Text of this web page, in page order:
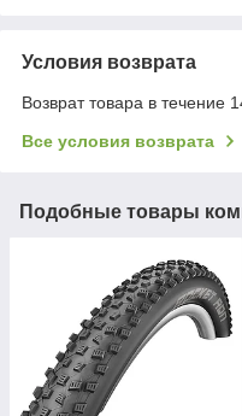
Условия возврата
Возврат товара в течение
Все условия возврата
Подобные товары